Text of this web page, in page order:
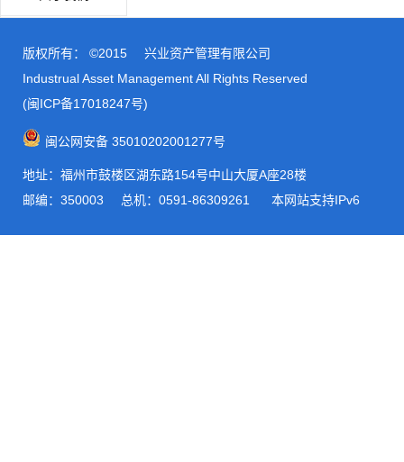
版权所有： ©2015
兴业资产管理有限公司
Industrual Asset Management All Rights Reserved
(闽ICP备17018247号)
闽公网安备 35010202001277号
地址：福州市鼓楼区湖东路154号中山大厦A座28楼
邮编：350003
总机：0591-86309261 本网站支持IPv6